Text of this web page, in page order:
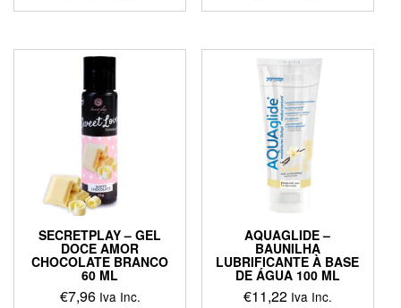
SECRETPLAY – GEL
DOCE AMOR
CHOCOLATE BRANCO
60 ML
€7,96 Iva Inc.
AQUAGLIDE –
BAUNILHA
LUBRIFICANTE À BASE
DE ÁGUA 100 ML
€11,22 Iva Inc.